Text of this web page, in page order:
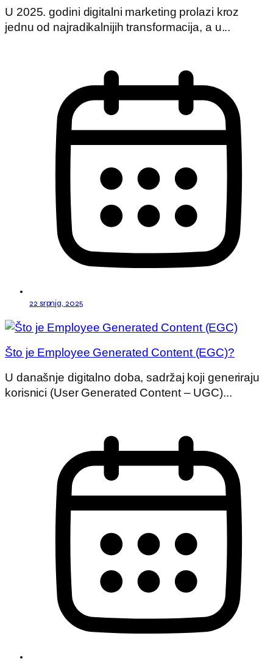
U 2025. godini digitalni marketing prolazi kroz
jednu od najradikalnijih transformacija, a u...
22 srpnja, 2025
Što je Employee Generated Content (EGC)?
U današnje digitalno doba, sadržaj koji generiraju
korisnici (User Generated Content – UGC)...